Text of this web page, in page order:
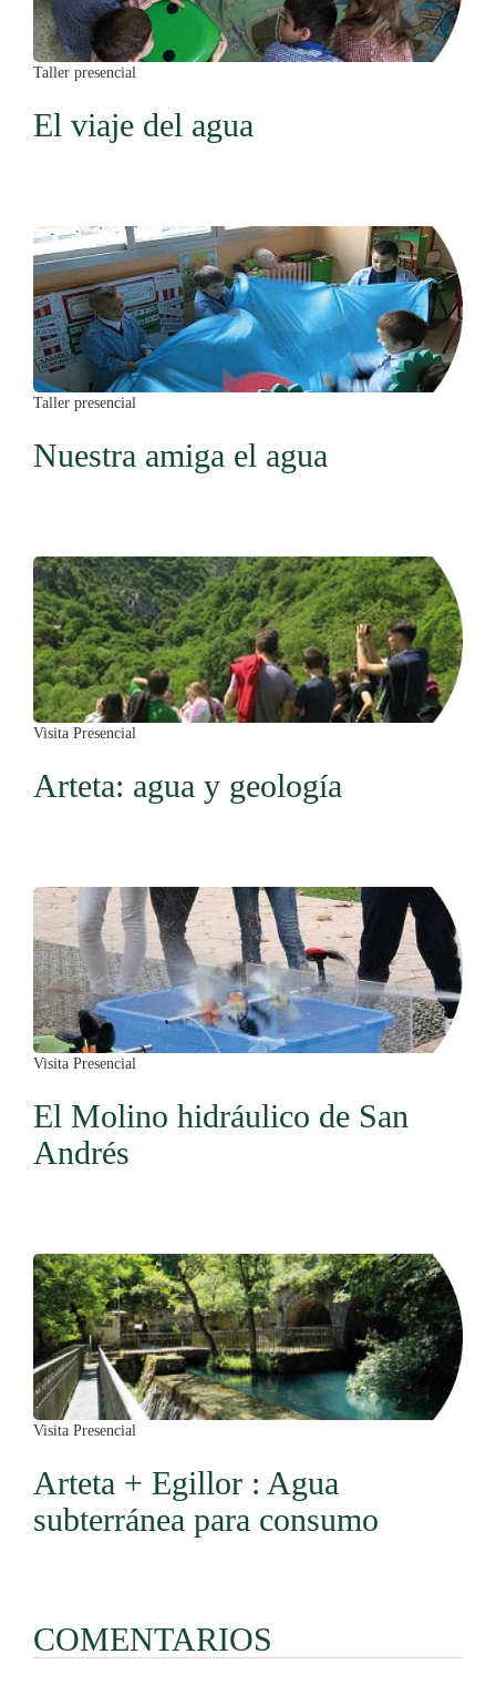
El viaje del agua
Taller presencial
Nuestra amiga el agua
Taller presencial
Arteta: agua y geología
Visita Presencial
El Molino hidráulico de San
Andrés
Visita Presencial
Arteta + Egillor : Agua
subterránea para consumo
Visita Presencial
COMENTARIOS